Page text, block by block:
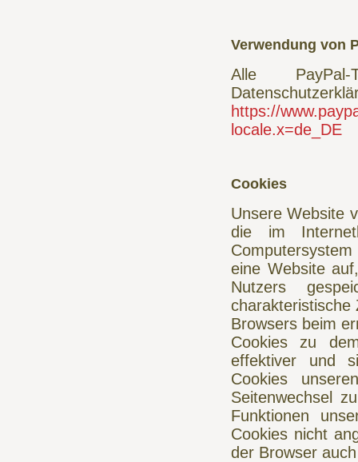
Verwendung von
Alle PayPal-
https://
locale.x=de_DE
Cookies
Unsere Website
die im
eine Website
Nutzers
charakteristische
Browsers beim
Cookies zu
effektiver und
Cookies
Seitenwechsel
Funktionen
Cookies nicht
der Browser